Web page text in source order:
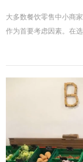
大多数餐饮零售中小商
作为首要考虑因素。在